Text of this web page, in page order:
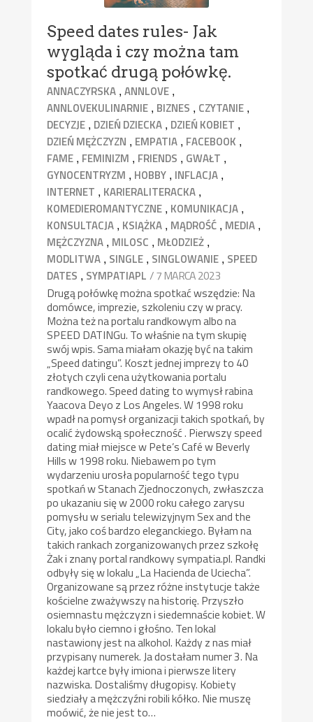
Speed dates rules- Jak
wygląda i czy można tam
spotkać drugą połówkę.
ANNACZYRSKA ,ANNLOVE ,
ANNLOVEKULINARNIE , BIZNES , CZYTANIE ,
DECYZJE , DZIEŃ DZIECKA , DZIEŃ KOBIET ,
DZIEŃ MĘŻCZYZN , EMPATIA , FACEBOOK ,
FAME , FEMINIZM , FRIENDS , GWAŁT ,
GYNOCENTRYZM , HOBBY , INFLACJA ,
INTERNET , KARIERALITERACKA ,
KOMEDIEROMANTYCZNE , KOMUNIKACJA ,
KONSULTACJA , KSIĄŻKA , MĄDROŚĆ , MEDIA ,
MĘŻCZYZNA , MILOSC , MŁODZIEŻ ,
MODLITWA , SINGLE , SINGLOWANIE , SPEED
DATES , SYMPATIAPL / 7 MARCA 2023
Drugą połówkę można spotkać wszędzie: Na
domówce, imprezie, szkoleniu czy w pracy.
Można też na portalu randkowym albo na
SPEED DATINGu. To właśnie na tym skupię
swój wpis. Sama miałam okazję być na takim
„Speed datingu”. Koszt jednej imprezy to 40
złotych czyli cena użytkowania portalu
randkowego. Speed dating to wymysł rabina
Yaacova Deyo z Los Angeles. W 1998 roku
wpadł na pomysł organizacji takich spotkań, by
ocalić żydowską społeczność . Pierwszy speed
dating miał miejsce w Pete’s Café w Beverly
Hills w 1998 roku. Niebawem po tym
wydarzeniu urosła popularność tego typu
spotkań w Stanach Zjednoczonych, zwłaszcza
po ukazaniu się w 2000 roku całego zarysu
pomysłu w serialu telewizyjnym Sex and the
City, jako coś bardzo eleganckiego. Byłam na
takich rankach zorganizowanych przez szkołę
Żak i znany portal randkowy sympatia.pl. Randki
odbyły się w lokalu „La Hacienda de Uciecha”.
Organizowane są przez różne instytucje także
kościelne zważywszy na historię. Przyszło
osiemnastu mężczyzn i siedemnaście kobiet. W
lokalu było ciemno i głośno. Ten lokal
nastawiony jest na alkohol. Każdy z nas miał
przypisany numerek. Ja dostałam numer 3. Na
każdej kartce były imiona i pierwsze litery
nazwiska. Dostaliśmy długopisy. Kobiety
siedziały a mężczyźni robili kółko. Nie muszę
moówić, że nie jest to…